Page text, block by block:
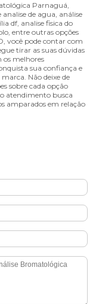
Parnaguá,
de agua, análise
df, analise fisica do
entre outras opções
você pode contar com
tirar as suas dúvidas
os melhores
sua confiança e
Não deixe de
sobre cada opção
atendimento busca
amparados em relação